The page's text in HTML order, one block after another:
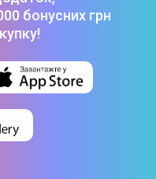
бонусних грн